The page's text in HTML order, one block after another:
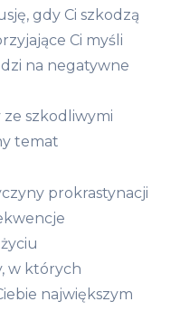
gdy Ci szkodzą
Ci myśli
na negatywne
ze szkodliwymi
temat
prokrastynacji
w których
największym